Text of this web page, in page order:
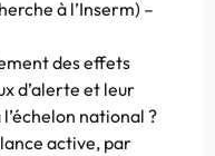
à l’Inserm) –
des effets
d’alerte et leur
national ?
active, par